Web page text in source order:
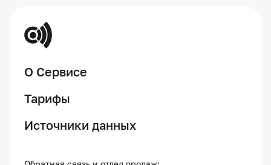
О Сервисе
Тарифы
Источники данных